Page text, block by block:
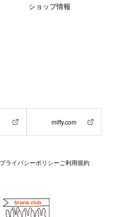
ショップ情報
miffy.com
プライバシーポリシー ご利用規約